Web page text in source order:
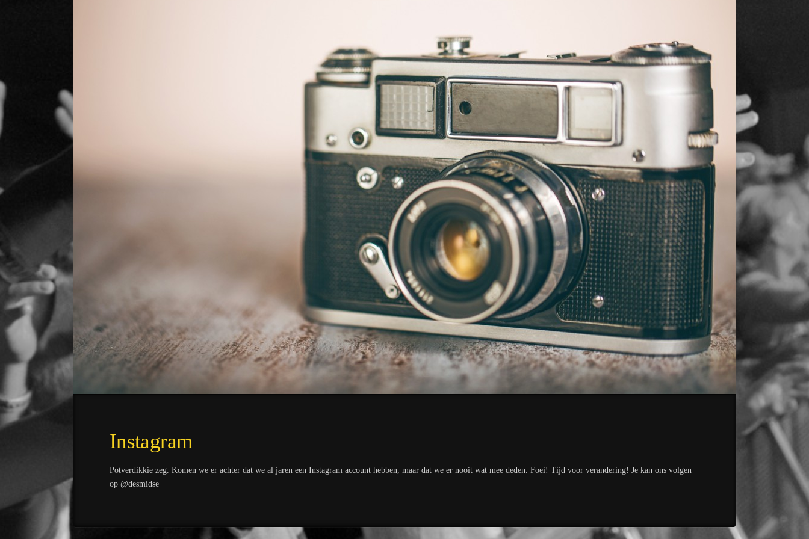
Instagram
Potverdikkie zeg. Komen we er achter dat we al jaren een Instagram account hebben, maar dat we er nooit wat mee deden. Foei! Tijd voor verandering! Je kan ons volgen
op @desmidse